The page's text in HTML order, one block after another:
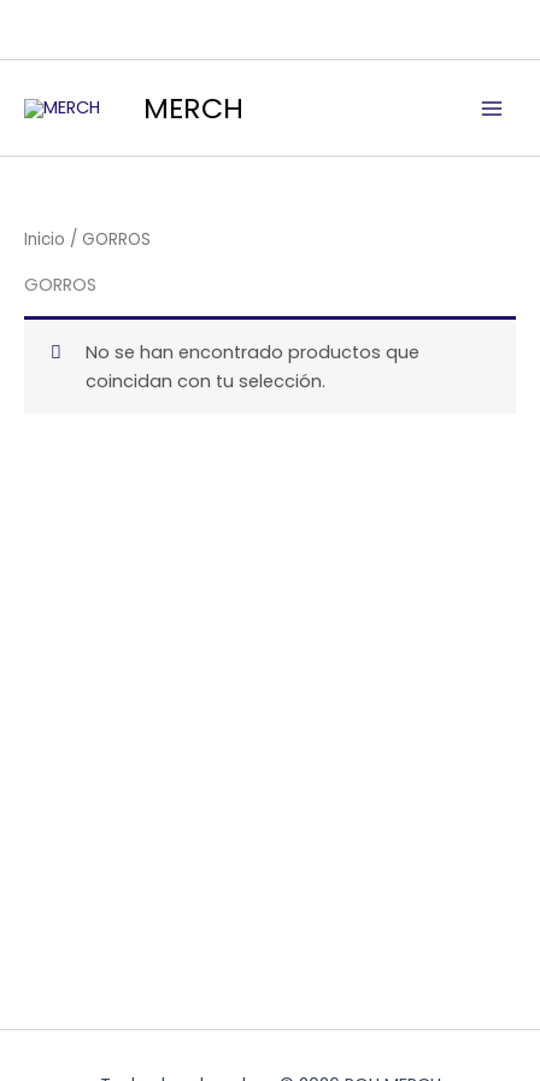
MERCH
Inicio / GORROS
GORROS
No se han encontrado productos que
coincidan con tu selección.